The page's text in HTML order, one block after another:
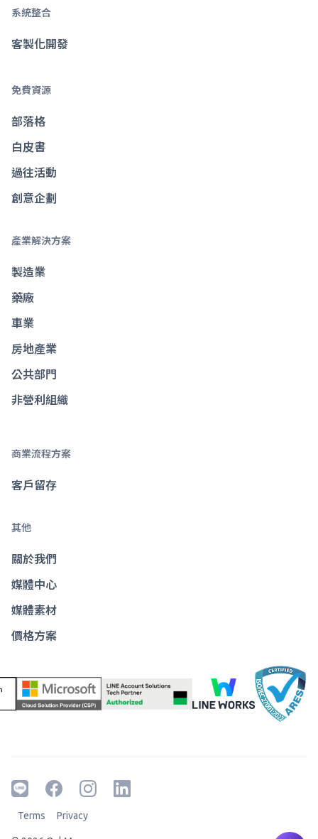
系統整合
客製化開發
免費資源
部落格
白皮書
過往活動
創意企劃
產業解決方案
製造業
藥廠
車業
房地產業
公共部門
非營利組織
商業流程方案
客戶留存
其他
關於我們
媒體中心
媒體素材
價格方案
Terms Privacy